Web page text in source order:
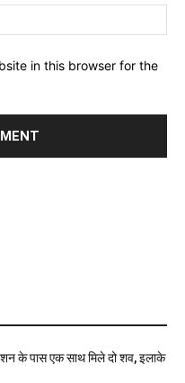
in this browser for the
के पास एक साथ मिले दो शव, इलाके